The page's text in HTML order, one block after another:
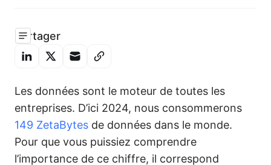
Partager
Les données sont le moteur de toutes les
entreprises. D’ici 2024, nous consommerons
149 ZetaBytes de données dans le monde.
Pour que vous puissiez comprendre
l’importance de ce chiffre, il correspond